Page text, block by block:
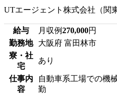
UTエージェント株式会社（関東
給与 月収例270,000円
勤務地
大阪府 富田林市
寮・社
宅
あり
仕事内
容
自動車系工場での機
勤